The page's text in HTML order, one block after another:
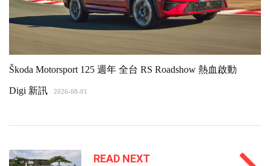
Škoda Motorsport 125 週年 全台 RS Roadshow 熱血啟動
Digi 新訊 2026-08-01
READ NEXT